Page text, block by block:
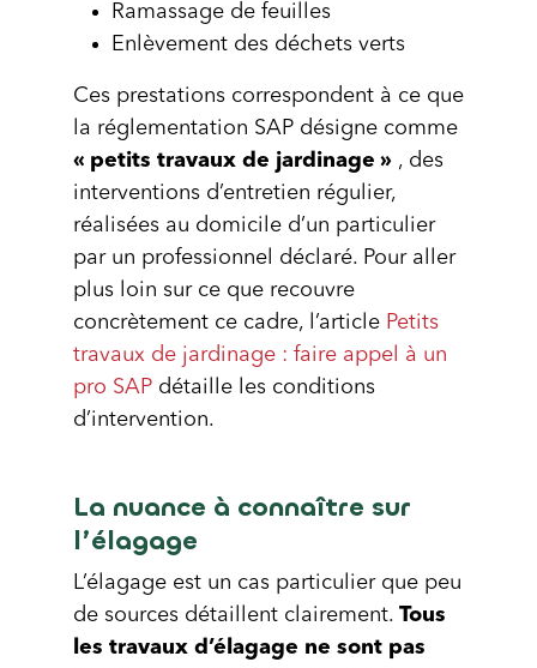
Ramassage de feuilles
Enlèvement des déchets verts
Ces prestations correspondent à ce que
la réglementation SAP désigne comme
« petits travaux de jardinage » , des
interventions d’entretien régulier,
réalisées au domicile d’un particulier
par un professionnel déclaré. Pour aller
plus loin sur ce que recouvre
concrètement ce cadre, l’article Petits
travaux de jardinage : faire appel à un
pro SAP détaille les conditions
d’intervention.
La nuance à connaître sur
l’élagage
L’élagage est un cas particulier que peu
de sources détaillent clairement. Tous
les travaux d’élagage ne sont pas